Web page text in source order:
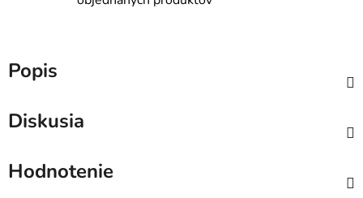
Popis
Diskusia
Hodnotenie